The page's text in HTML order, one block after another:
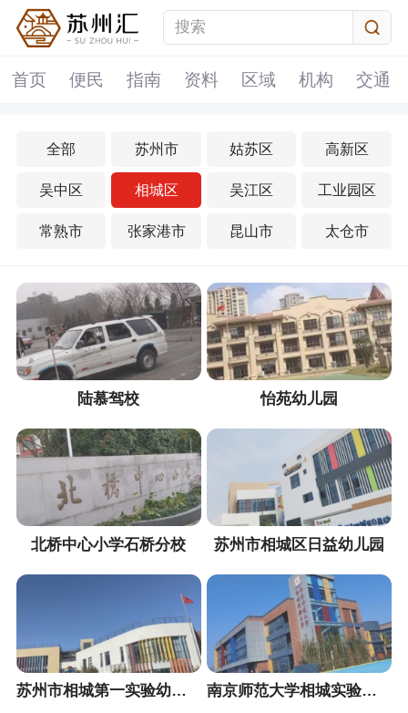
首页 便民 指南 资料 区域 机构 交通
全部 苏州市 姑苏区 高新区
吴中区 相城区 吴江区 工业园区
常熟市 张家港市 昆山市 太仓市
陆慕驾校 怡苑幼儿园
北桥中心小学石桥分校 苏州市相城区日益幼儿园
苏州市相城第一实验幼儿园 南京师范大学相城实验幼儿园